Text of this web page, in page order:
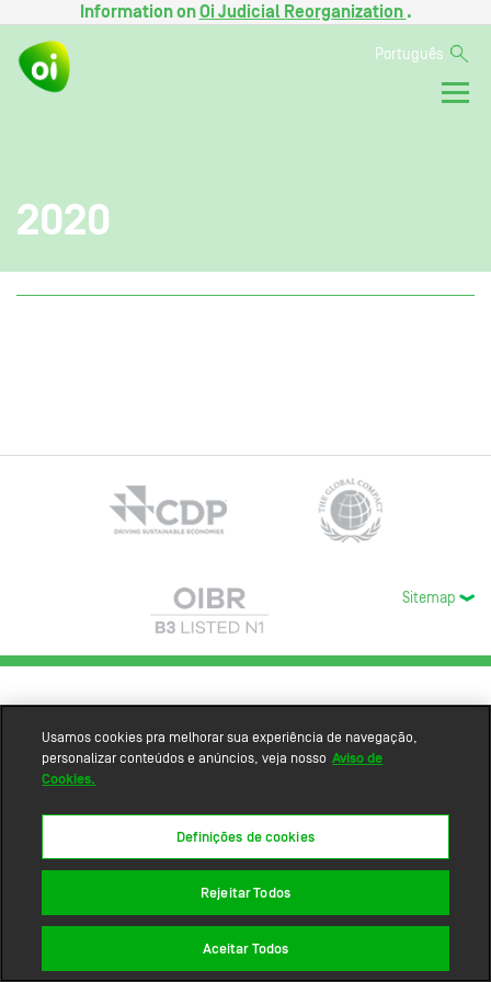
Information onOi Judicial Reorganization .
Português
2020
Sitemap
Usamos cookies pra melhorar sua experiência de navegação,
personalizar conteúdos e anúncios, veja nosso Aviso de
Cookies.
Definições de cookies
Rejeitar Todos
Aceitar Todos